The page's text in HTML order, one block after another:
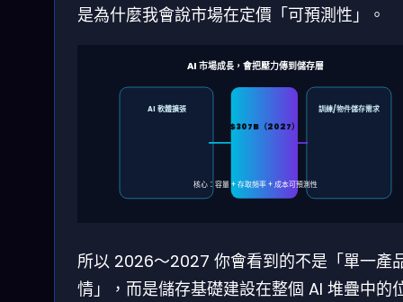
是為什麼我會說市場在定價「可預測性」。
AI 市場成長，會把壓力傳到儲存層
AI 軟體擴張
$307B（2027）
訓練/物件儲存需求
核心：容量 + 存取頻率 + 成本可預測性
所以 2026～2027 你會看到的不是「單一產
情」，而是儲存基礎建設在整個 AI 堆疊中的